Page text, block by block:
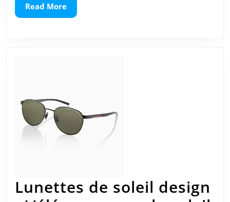
Read MoreRead
More
Lunettes de soleil design